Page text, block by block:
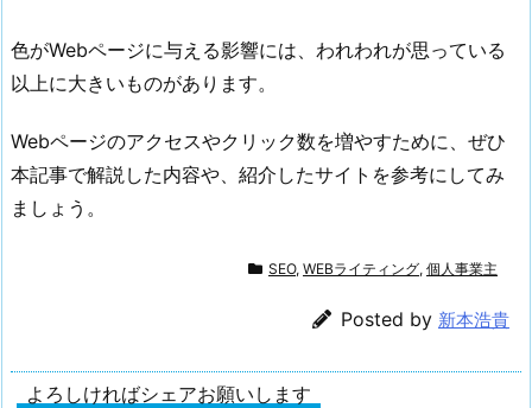
色がWebページに与える影響には、われわれが思っている
以上に大きいものがあります。
Webページのアクセスやクリック数を増やすために、ぜひ
本記事で解説した内容や、紹介したサイトを参考にしてみ
ましょう。
SEO, WEBライティング, 個人事業主
Posted by 新本浩貴
よろしければシェアお願いします